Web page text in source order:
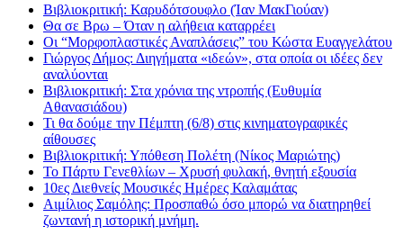
Βιβλιοκριτική: Καρυδότσουφλο (Ίαν ΜακΓιούαν)
Θα σε Βρω – Όταν η αλήθεια καταρρέει
Οι “Μορφοπλαστικές Αναπλάσεις” του Κώστα Ευαγγελάτου
Γιώργος Δήμος: Διηγήματα «ιδεών», στα οποία οι ιδέες δεν
αναλύονται
Βιβλιοκριτική: Στα χρόνια της ντροπής (Ευθυμία
Αθανασιάδου)
Τι θα δούμε την Πέμπτη (6/8) στις κινηματογραφικές
αίθουσες
Βιβλιοκριτική: Υπόθεση Πολέτη (Νίκος Μαριώτης)
Το Πάρτυ Γενεθλίων – Χρυσή φυλακή, θνητή εξουσία
10ες Διεθνείς Μουσικές Ημέρες Καλαμάτας
Αιμίλιος Σαμόλης: Προσπαθώ όσο μπορώ να διατηρηθεί
ζωντανή η ιστορική μνήμη.